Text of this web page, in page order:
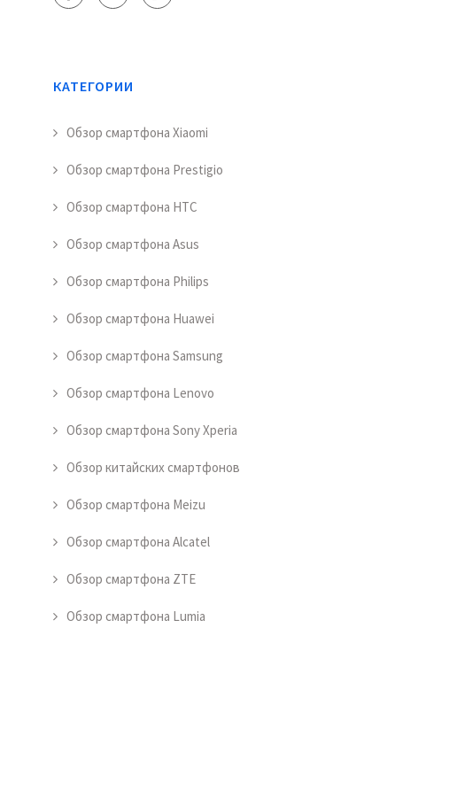
КАТЕГОРИИ
Обзор смартфона Xiaomi
Обзор смартфона Prestigio
Обзор смартфона HTC
Обзор смартфона Asus
Обзор смартфона Philips
Обзор смартфона Huawei
Обзор смартфона Samsung
Обзор смартфона Lenovo
Обзор смартфона Sony Xperia
Обзор китайских смартфонов
Обзор смартфона Meizu
Обзор смартфона Alcatel
Обзор смартфона ZTE
Обзор смартфона Lumia